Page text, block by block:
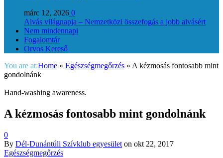
márc 12, 2026 0
Alvás világnapja – Nemzetközi összefogás a jobb alvásért
Nem mindennapi
Fogalomtár
Orvos Kereső
You are at:Home » Egészségmegőrzés » A kézmosás fontosabb mint
gondolnánk
Hand-washing awareness.
A kézmosás fontosabb mint gondolnánk
0
By Dél-Dunántúli Szívklub egyesület on okt 22, 2017
Egészségmegőrzés